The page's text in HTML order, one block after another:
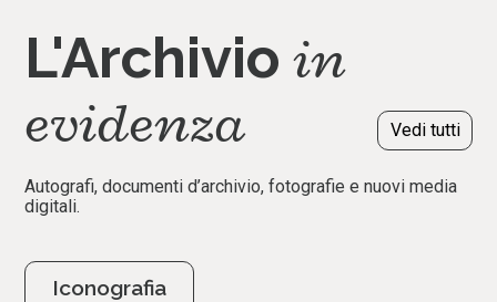
L'Archivio in
evidenza
Autografi, documenti d’archivio, fotografie e nuovi media
digitali.
Vedi tutti
Iconografia